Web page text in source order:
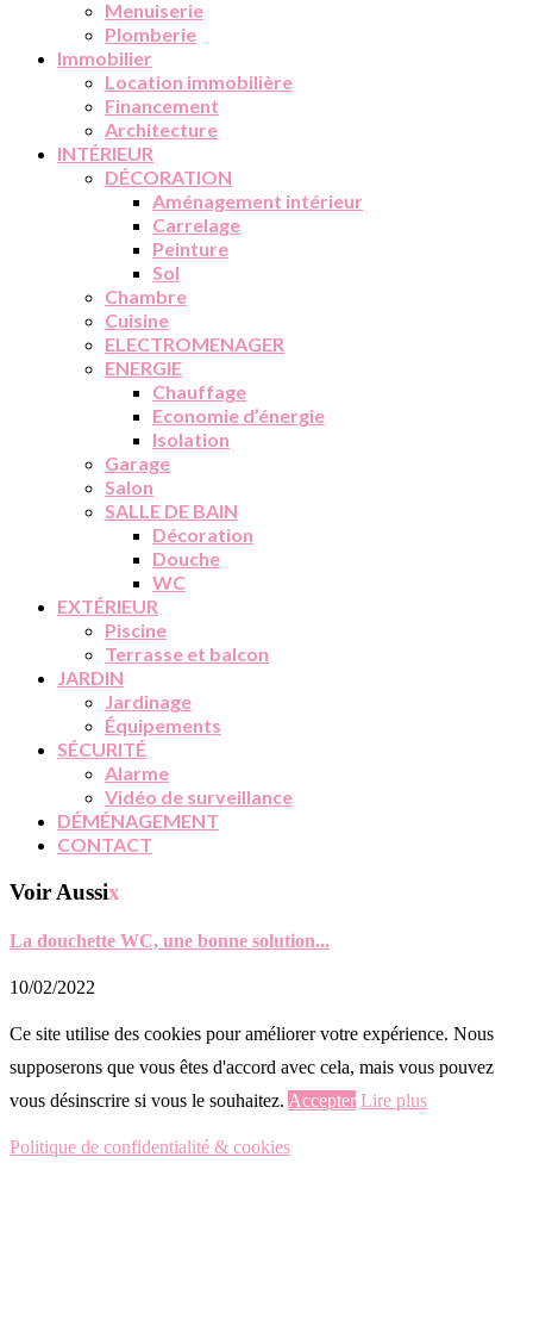
Menuiserie
Plomberie
Immobilier
Location immobilière
Financement
Architecture
INTÉRIEUR
DÉCORATION
Aménagement intérieur
Carrelage
Peinture
Sol
Chambre
Cuisine
ELECTROMENAGER
ENERGIE
Chauffage
Economie d’énergie
Isolation
Garage
Salon
SALLE DE BAIN
Décoration
Douche
WC
EXTÉRIEUR
Piscine
Terrasse et balcon
JARDIN
Jardinage
Équipements
SÉCURITÉ
Alarme
Vidéo de surveillance
DÉMÉNAGEMENT
CONTACT
Voir Aussix
La douchette WC, une bonne solution...
10/02/2022
Ce site utilise des cookies pour améliorer votre expérience. Nous
supposerons que vous êtes d'accord avec cela, mais vous pouvez
vous désinscrire si vous le souhaitez. Accepter Lire plus
Politique de confidentialité & cookies